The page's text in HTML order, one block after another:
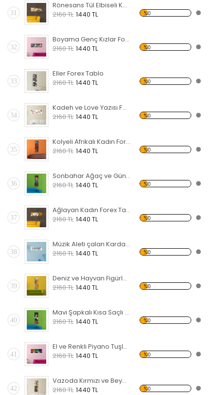
31
Rönesans Tül Elbiseli KadınForex Tablo
2160 TL 1440 TL %0
32
Boyama Genç Kızlar Forex Tablo
2160 TL 1440 TL %0
33
Eller Forex Tablo
2160 TL 1440 TL %0
34
Kadeh ve Love Yazısı Forex Tablo
2160 TL 1440 TL %0
35
Kolyeli Afrikalı Kadın Forex Tablo
2160 TL 1440 TL %0
36
Sonbahar Ağaç ve Güneş Forex Tablo
2160 TL 1440 TL %0
37
Ağlayan Kadın Forex Tablo
2160 TL 1440 TL %0
38
Müzik Aleti çalan Kardan Adamlar Forex Tablo
2160 TL 1440 TL %0
39
Deniz ve Hayvan Figürlü Forex Tablo
2160 TL 1440 TL %0
40
Mavi Şapkalı Kısa Saçlı Kadın Forex Tablo
2160 TL 1440 TL %0
41
El ve Renkli Piyano Tuşları Forex Tablo
2160 TL 1440 TL %0
42
Vazoda Kırmızı ve Beyaz Çiçek Forex Tablo
2160 TL 1440 TL %0